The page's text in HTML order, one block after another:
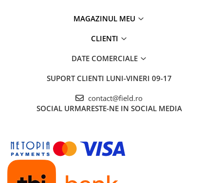
MAGAZINUL MEU
CLIENTI
DATE COMERCIALE
SUPORT CLIENTI LUNI-VINERI 09-17
contact@field.ro
SOCIAL URMARESTE-NE IN SOCIAL MEDIA